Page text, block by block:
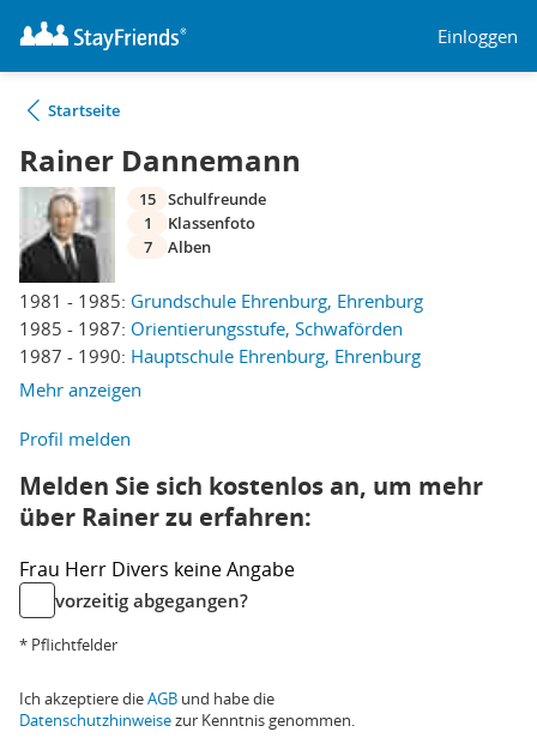
Einloggen
Startseite
Rainer Dannemann
1981 - 1985: Grundschule Ehrenburg, Ehrenburg
1985 - 1987: Orientierungsstufe, Schwaförden
1987 - 1990: Hauptschule Ehrenburg, Ehrenburg
Mehr anzeigen
15 Schulfreunde
1
Klassenfoto
7
Alben
Profil melden
Melden Sie sich kostenlos an, um mehr
über Rainer zu erfahren:
Frau Herr Divers keine Angabe
vorzeitig abgegangen?
* Pflichtfelder
Ich akzeptiere dieAGB und habe die
Datenschutzhinweisezur Kenntnis genommen.